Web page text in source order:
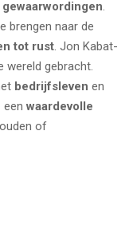
.
brengen naar de
tot rust. Jon Kabat-
wereld gebracht.
bedrijfsleven en
een waardevolle
of